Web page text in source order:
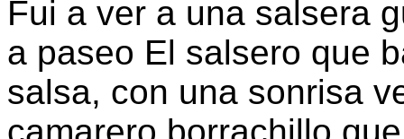
Fui a ver a una salsera
a paseo El salsero que
salsa, con una sonrisa